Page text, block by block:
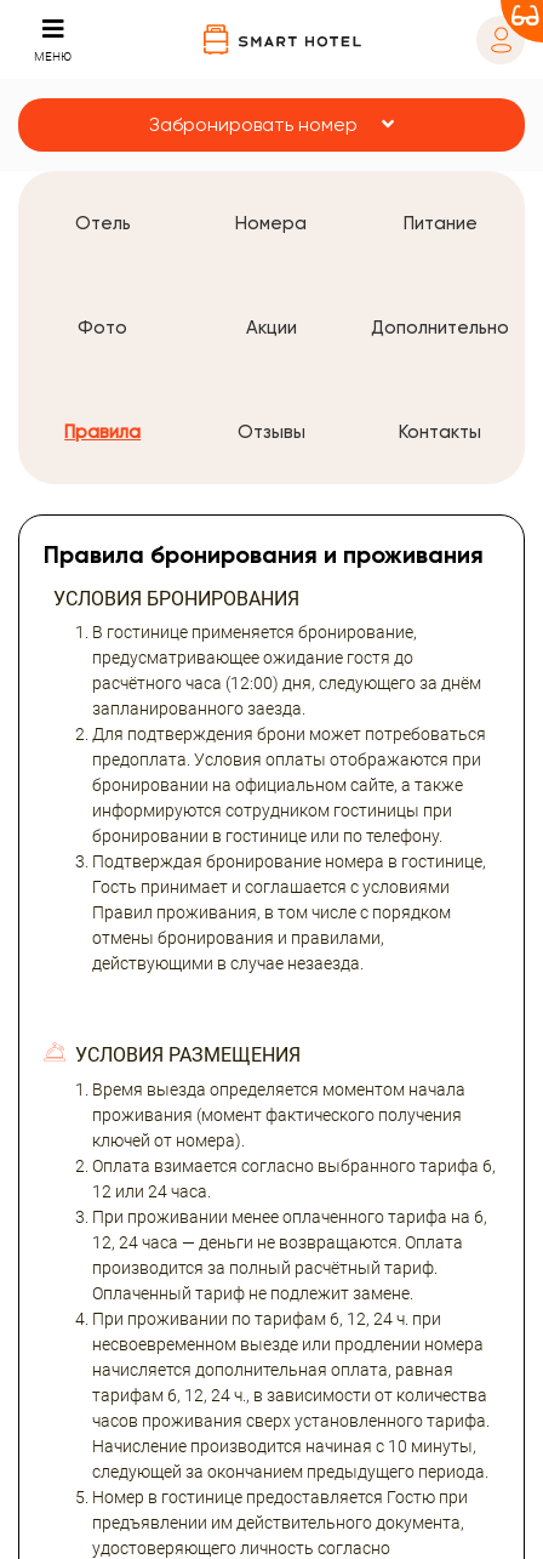
МЕНЮ
Забронировать номер
Отель Номера Питание
Фото Акции Дополнительно
Правила Отзывы Контакты
Правила бронирования и проживания
УСЛОВИЯ БРОНИРОВАНИЯ
В гостинице применяется бронирование,
предусматривающее ожидание гостя до
расчётного часа (12:00) дня, следующего за днём
запланированного заезда.
Для подтверждения брони может потребоваться
предоплата. Условия оплаты отображаются при
бронировании на официальном сайте, а также
информируются сотрудником гостиницы при
бронировании в гостинице или по телефону.
Подтверждая бронирование номера в гостинице,
Гость принимает и соглашается с условиями
Правил проживания, в том числе с порядком
отмены бронирования и правилами,
действующими в случае незаезда.
УСЛОВИЯ РАЗМЕЩЕНИЯ
Время выезда определяется моментом начала
проживания (момент фактического получения
ключей от номера).
Оплата взимается согласно выбранного тарифа 6,
12 или 24 часа.
При проживании менее оплаченного тарифа на 6,
12, 24 часа — деньги не возвращаются. Оплата
производится за полный расчётный тариф.
Оплаченный тариф не подлежит замене.
При проживании по тарифам 6, 12, 24 ч. при
несвоевременном выезде или продлении номера
начисляется дополнительная оплата, равная
тарифам 6, 12, 24 ч., в зависимости от количества
часов проживания сверх установленного тарифа.
Начисление производится начиная с 10 минуты,
следующей за окончанием предыдущего периода.
Номер в гостинице предоставляется Гостю при
предъявлении им действительного документа,
удостоверяющего личность согласно